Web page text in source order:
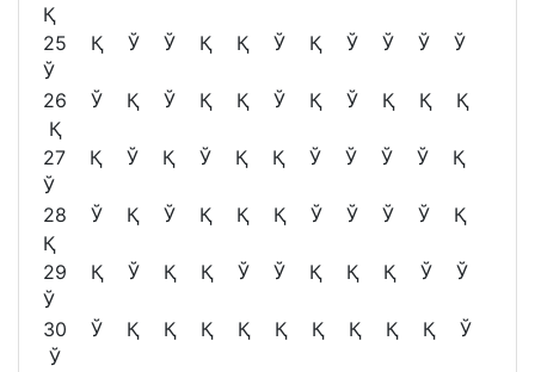
Қ
25 Қ Ў Ў Қ Қ Ў Қ Ў Ў Ў Ў
Ў
26 Ў Қ Ў Қ Қ Ў Қ Ў Қ Қ Қ
Қ
27 Қ Ў Қ Ў Қ Қ Ў Ў Ў Ў Қ
Ў
28 Ў Қ Ў Қ Қ Қ Ў Ў Ў Ў Қ
Қ
29 Қ Ў Қ Қ Ў Ў Қ Қ Қ Ў Ў
Ў
30 Ў Қ Қ Қ Қ Қ Қ Қ Қ Қ Ў
Ў